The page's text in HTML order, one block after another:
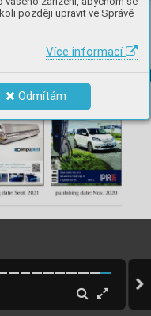
později upravit ve Správě
Více informací
Odmítám